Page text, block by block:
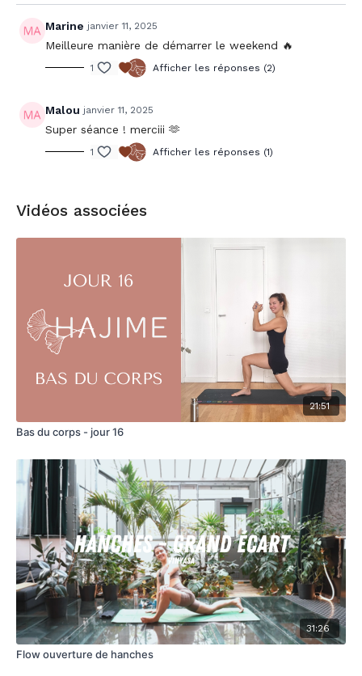
Marine janvier 11, 2025
Meilleure manière de démarrer le weekend 🔥
1 Afficher les réponses (2)
Malou janvier 11, 2025
Super séance ! merciii 🫶
1 Afficher les réponses (1)
Vidéos associées
21:51
Bas du corps - jour 16
31:26
Flow ouverture de hanches